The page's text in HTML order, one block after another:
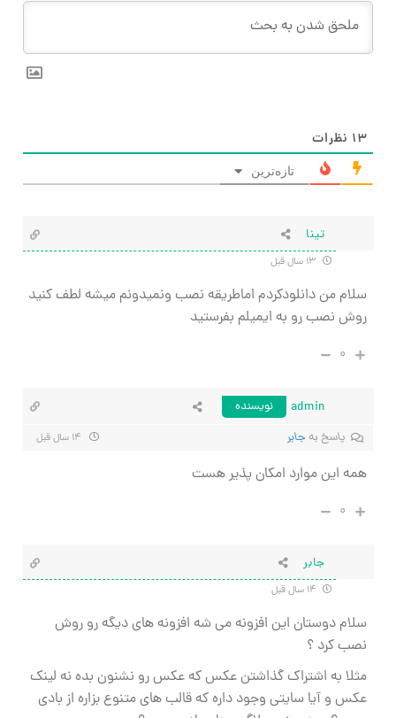
۱۳ نظرات
تازه‌ترین
تینا
سلام من دانلودکردم اماطریقه نصب ونمیدونم میشه لطف کنید
روش نصب رو به ایمیلم بفرستید
۰
admin
نویسنده
پاسخ به جابر
همه این موارد امکان پذیر هست
۰
جابر
سلام دوستان این افزونه می شه افزونه های دیگه رو روش
نصب کرد ؟
مثلا به اشتراک گذاشتن عکس که عکس رو نشنون بده نه لینک
عکس و آیا سایتی وجود داره که قالب های متنوع بزاره از بادی